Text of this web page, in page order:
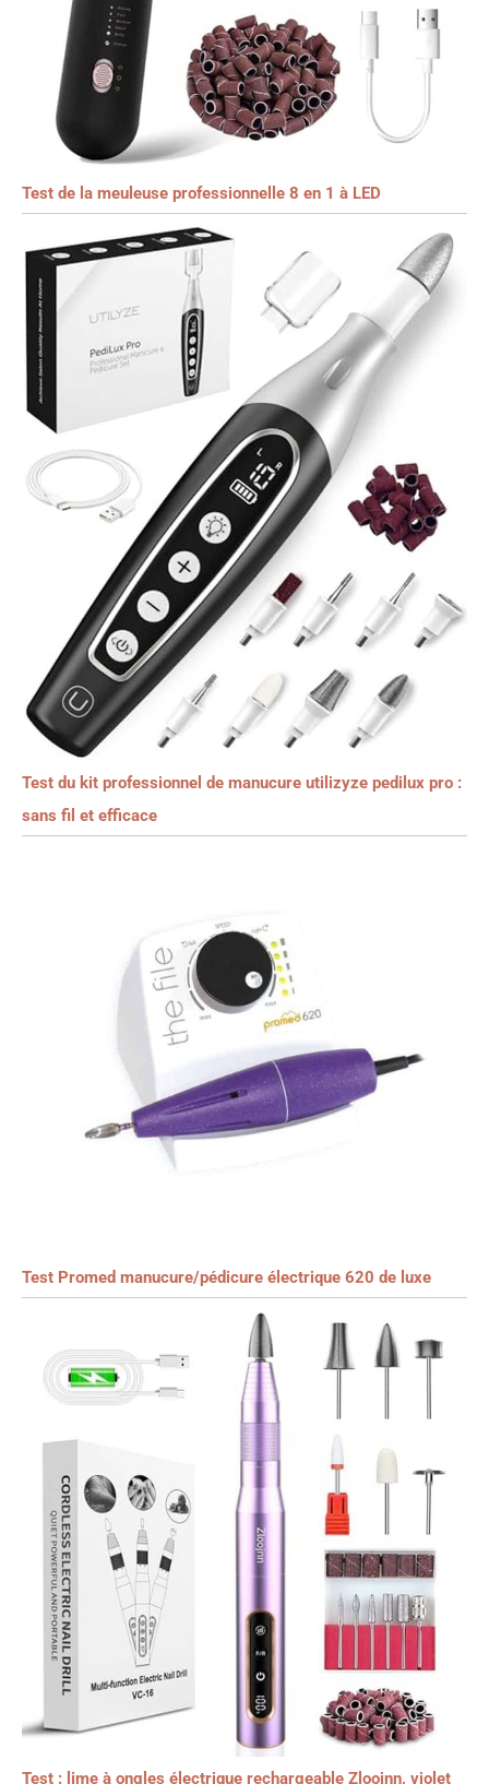
Test de la meuleuse professionnelle 8 en 1 à LED
Test du kit professionnel de manucure utilizyze pedilux pro :
sans fil et efficace
Test Promed manucure/pédicure électrique 620 de luxe
Test : lime à ongles électrique rechargeable Zloojnn, violet